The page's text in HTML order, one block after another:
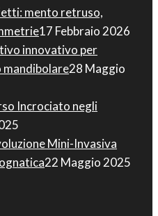
mento retruso,
17 Febbraio 2026
innovativo per
28 Maggio
Incrociato negli
Mini-Invasiva
22 Maggio 2025